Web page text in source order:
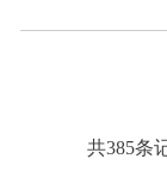
共385条